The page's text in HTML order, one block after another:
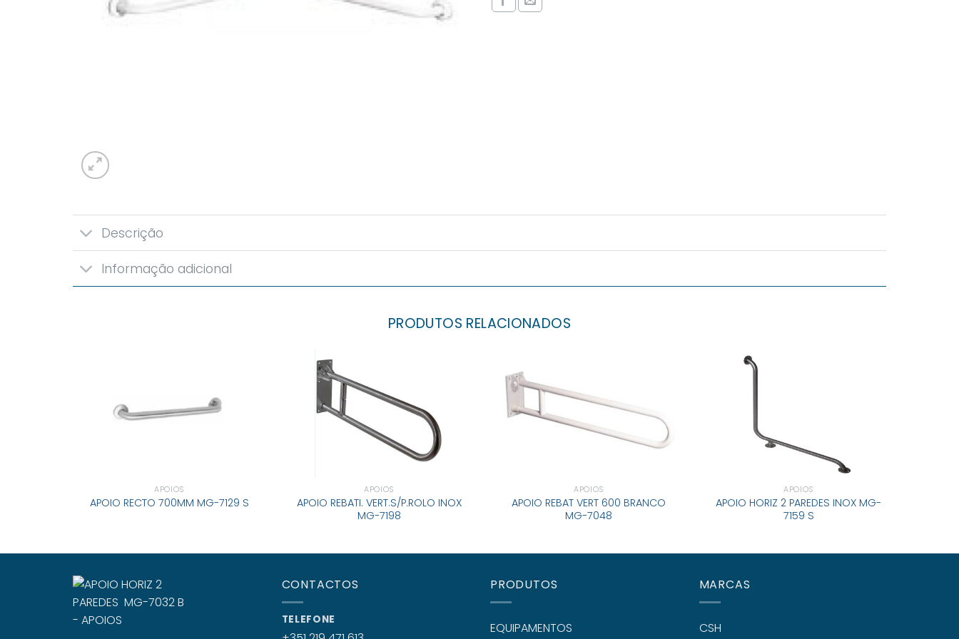
Descrição
Informação adicional
PRODUTOS RELACIONADOS
APOIOS
APOIO RECTO 700MM MG-7129 S
APOIOS
APOIO REBATI. VERT.S/P.ROLO INOX
MG-7198
APOIOS
APOIO REBAT VERT 600 BRANCO
MG-7048
APOIOS
APOIO HORIZ 2 PAREDES INOX MG-
7159 S
CONTACTOS
TELEFONE
PRODUTOS
EQUIPAMENTOS
MARCAS
CSH